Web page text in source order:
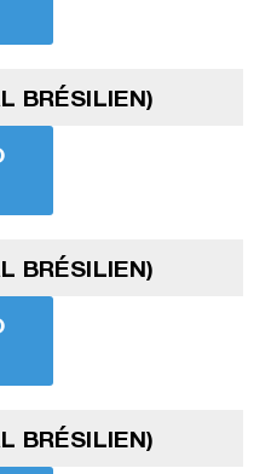
BRÉSILIEN)
BRÉSILIEN)
BRÉSILIEN)